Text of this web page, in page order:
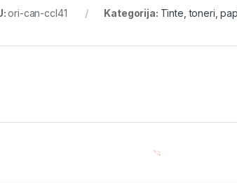
ori-can-ccl41 Kategorija: Tinte, toneri,